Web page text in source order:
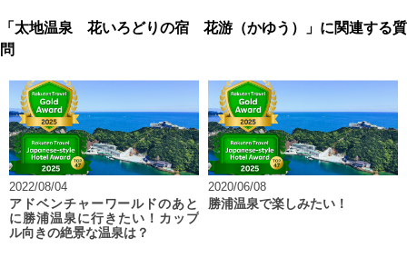
「太地温泉 花いろどりの宿 花游（かゆう）」に関連する質
問
2022/08/04
アドベンチャーワールドのあと
に勝浦温泉に行きたい！カップ
ル向きの絶景な温泉は？
2020/06/08
勝浦温泉で楽しみたい！